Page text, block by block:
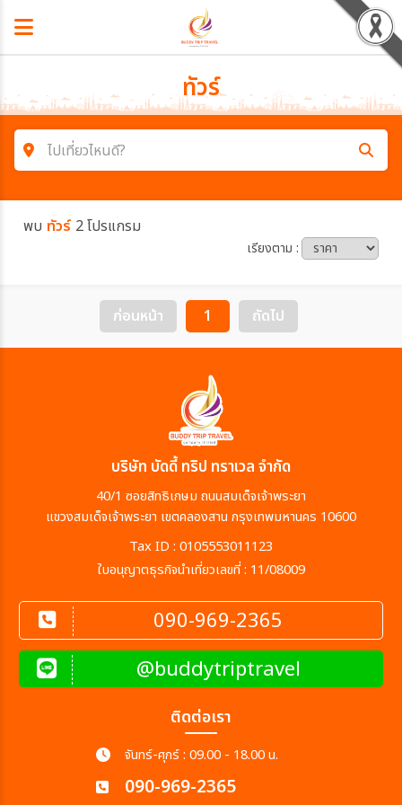
ทัวร์
ไปเที่ยวไหนดี?
ถึงวันที่
เฉพาะเทศกาล
พบ ทัวร์ 2 โปรแกรม
เรียงตาม :
ก่อนหน้า 1 ถัดไป
บริษัท บัดดี้ ทริป ทราเวล จำกัด
40/1 ซอยสิทธิเกษม ถนนสมเด็จเจ้าพระยา
แขวงสมเด็จเจ้าพระยา เขตคลองสาน กรุงเทพมหานคร 10600
Tax ID : 0105553011123
ใบอนุญาตธุรกิจนำเที่ยวเลขที่ : 11/08009
090-969-2365
@buddytriptravel
ติดต่อเรา
จันทร์-ศุกร์ : 09.00 - 18.00 น.
090-969-2365